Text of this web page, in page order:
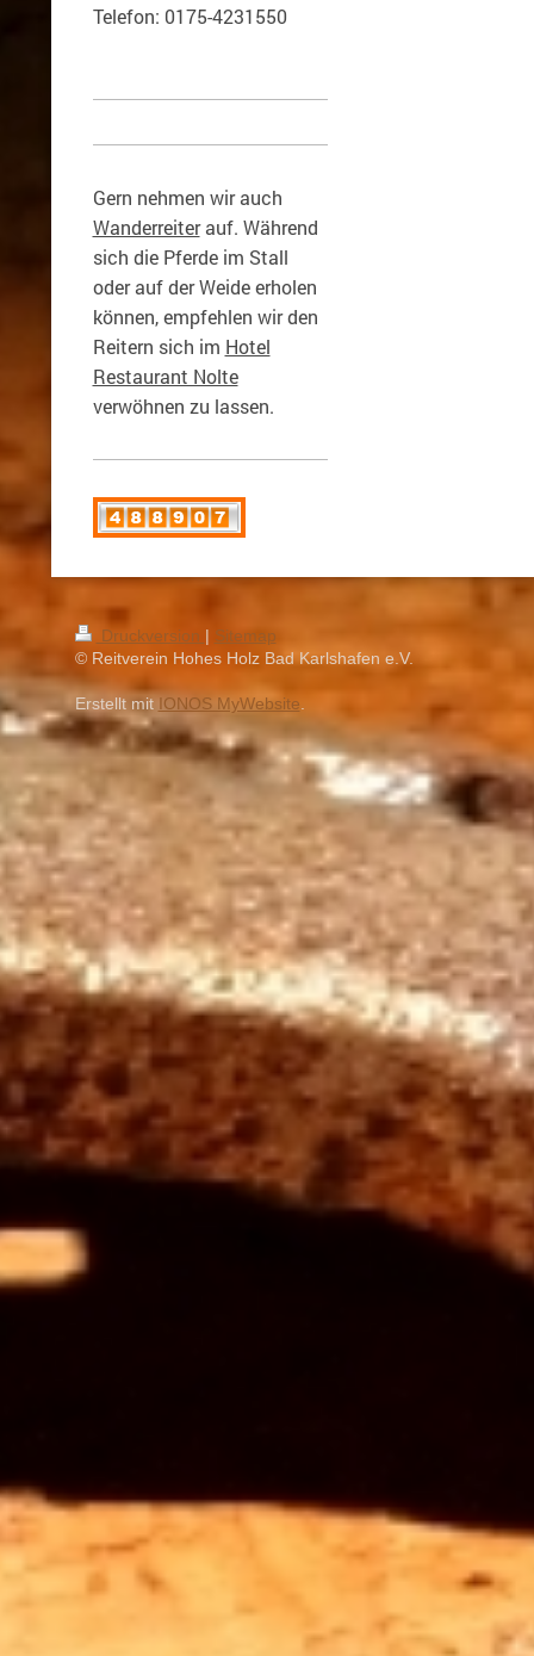
Telefon: 0175-4231550
Gern nehmen wir auch
Wanderreiterauf. Während
sich die Pferde im Stall
oder auf der Weide erholen
können, empfehlen wir den
Reitern sich im Hotel
Restaurant Nolte
verwöhnen zu lassen.
Druckversion | Sitemap
© Reitverein Hohes Holz Bad Karlshafen e.V.
Erstellt mit IONOS MyWebsite